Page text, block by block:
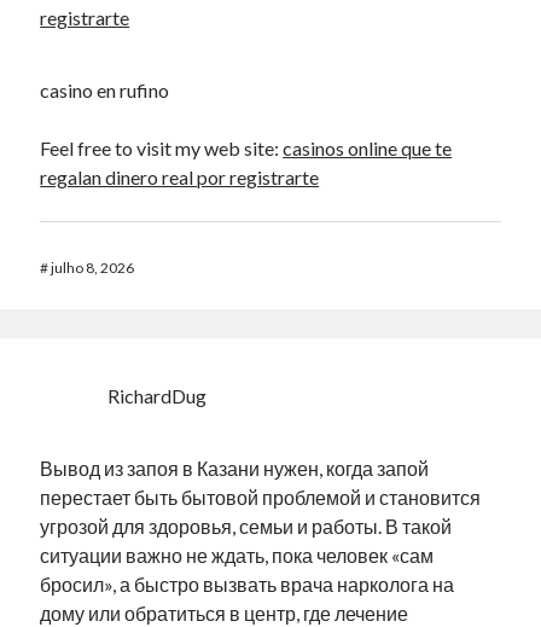
registrarte
casino en rufino
Feel free to visit my web site:casinos online que te
regalan dinero real por registrarte
#julho 8, 2026
RichardDug
Вывод из запоя в Казани нужен, когда запой
перестает быть бытовой проблемой и становится
угрозой для здоровья, семьи и работы. В такой
ситуации важно не ждать, пока человек «сам
бросил», а быстро вызвать врача нарколога на
дому или обратиться в центр, где лечение